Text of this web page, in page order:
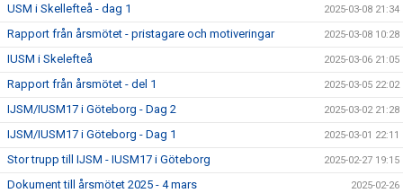
USM i Skellefteå - dag 1 2025-03-08 21:34
Rapport från årsmötet - pristagare och motiveringar 2025-03-08 10:28
IUSM i Skelefteå 2025-03-06 21:05
Rapport från årsmötet - del 1 2025-03-05 22:02
IJSM/IUSM17 i Göteborg - Dag 2 2025-03-02 21:28
IJSM/IUSM17 i Göteborg - Dag 1 2025-03-01 22:11
Stor trupp till IJSM - IUSM17 i Göteborg 2025-02-27 19:15
Dokument till årsmötet 2025 - 4 mars 2025-02-26